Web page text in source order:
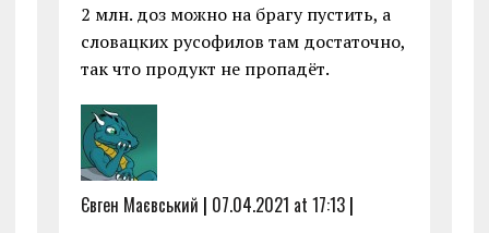
2 млн. доз можно на брагу пустить, а
словацких русофилов там достаточно,
так что продукт не пропадёт.
Євген Маєвський | 07.04.2021 at 17:13|